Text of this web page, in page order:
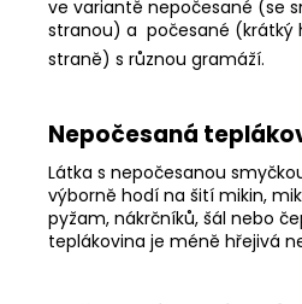
ve variantě nepočesané (se
stranou) a počesané (krátký
straně) s různou gramáží.
Nepočesaná
Látka s nepočesanou
výborně hodí na šití mikin,
pyžam, nákrčníků, šál nebo
teplákovina je méně hřejivá